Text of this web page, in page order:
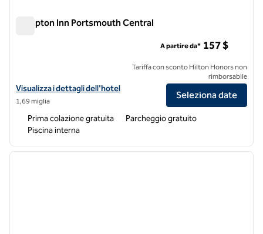
Hampton Inn Portsmouth Central
Visualizza i dettagli dell'hotel Hampton Inn Portsmouth Central
Visualizza i dettagli dell'hotel
1,69 miglia
A partire da* 157 $
Tariffa con sconto Hilton Honors non
rimborsabile
Seleziona date
Prima colazione gratuita
Parcheggio gratuito
Piscina interna
1 di 12